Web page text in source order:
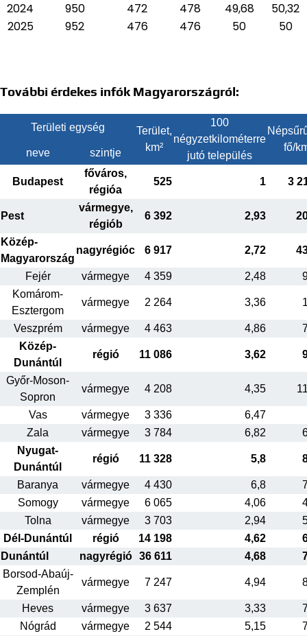
2024
950 472 478 49,68
50,32
2025
952 476 476 50 50
További érdekes infók Magyarországról:
Területi egység
Terület,
km²
100
négyzetkilométerre
jutó település
fő/
neve szintje
Budapest
főváros,
régióa
525 1 3
Pest
vármegye,
régiób
6 392 2,93
Közép-
Magyarország
nagyrégióc 6 917 2,72
Fejér vármegye 4 359 2,48
Komárom-
Esztergom
vármegye 2 264 3,36
Veszprém vármegye 4 463 4,86
Közép-
Dunántúl
régió 11 086 3,62
Győr-Moson-
Sopron
vármegye 4 208 4,35
Vas vármegye 3 336
6,47
Zala
vármegye 3 784 6,82
Nyugat-
Dunántúl
régió 11 328 5,8
Baranya vármegye 4 430 6,8
Somogy
vármegye 6 065 4,06
Tolna
vármegye 3 703 2,94
Dél-Dunántúl
régió 14 198 4,62
Dunántúl
nagyrégió 36 611 4,68
Borsod-Abaúj-
Zemplén
vármegye 7 247 4,94
Heves vármegye 3 637 3,33
Nógrád
vármegye 2 544 5,15